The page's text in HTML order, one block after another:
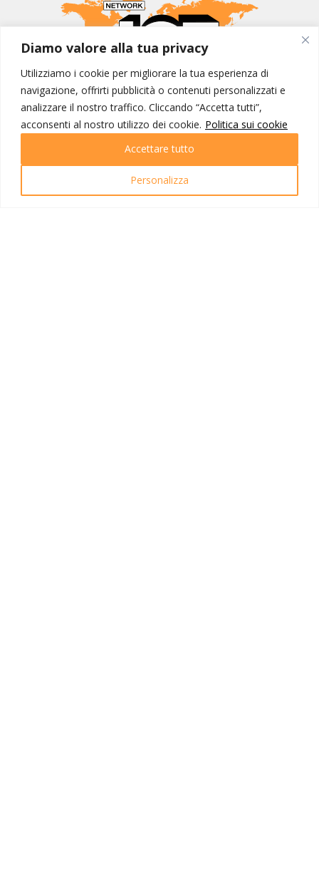
Diamo valore alla tua privacy
Utilizziamo i cookie per migliorare la tua esperienza di
navigazione, offrirti pubblicità o contenuti personalizzati e
analizzare il nostro traffico. Cliccando “Accetta tutti”,
acconsenti al nostro utilizzo dei cookie. Politica sui cookie
Personalizza
Accettare tutto
MONDO IOT VIAGGI
Corporate
I NOSTRI PRODOTTI
Destinazioni